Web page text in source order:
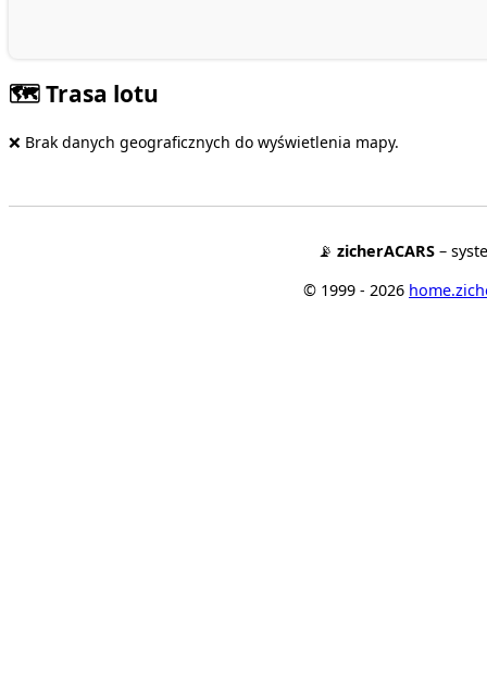
🗺️ Trasa lotu
❌ Brak danych geograficznych do wyświetlenia mapy.
📡 zicherACARS –
© 1999 - 2026